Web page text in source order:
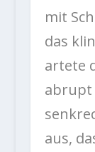
mit
das
artete
abrupt
aus,